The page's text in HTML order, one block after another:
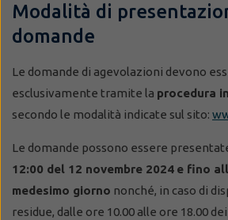
Modalità di
domande
Le domande di agevolazioni devono
esclusivamente tramite la procedura
secondo le modalità indicate sul sito:
Le domande possono essere
12:00 del 12 novembre 2024 e fino
medesimo giorno nonché, in caso di
residue, dalle ore 10.00 alle ore 18.00